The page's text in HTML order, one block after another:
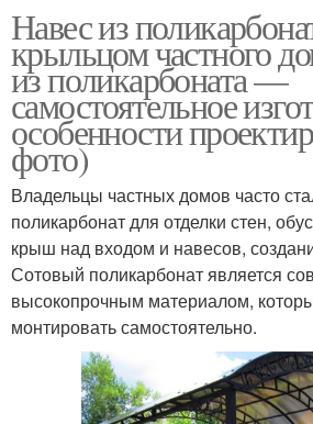
Навес из
крыльцом частного
из поликарбоната —
самостоятельное
особенности
фото)
Владельцы частных домов часто
поликарбонат для отделки стен,
крыш над входом и навесов,
Сотовый поликарбонат является
высокопрочным материалом,
монтировать самостоятельно.